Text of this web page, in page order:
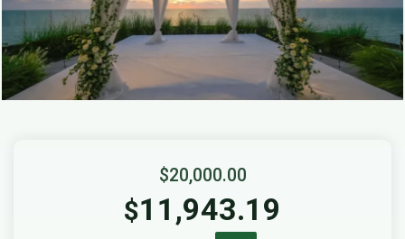
$20,000.00
$11,943.19